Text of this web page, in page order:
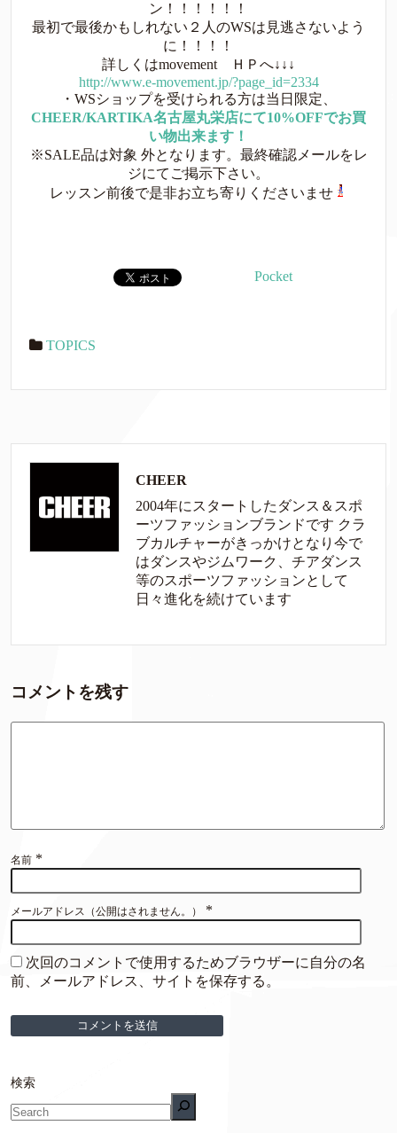
ン！！！！！！
最初で最後かもしれない２人のWSは見逃さないよう
に！！！！
詳しくはmovement ＨＰへ↓↓↓
http://www.e-movement.jp/?page_id=2334
・WSショップを受けられる方は当日限定、
CHEER/KARTIKA名古屋丸栄店にて10%OFFでお買
い物出来ます！
※SALE品は対象 外となります。最終確認メールをレ
ジにてご掲示下さい。
レッスン前後で是非お立ち寄りくださいませ
Pocket
TOPICS
CHEER
2004年にスタートしたダンス＆スポ
ーツファッションブランドです クラ
ブカルチャーがきっかけとなり今で
はダンスやジムワーク、チアダンス
等のスポーツファッションとして
日々進化を続けています
コメントを残す
名前 *
メールアドレス（公開はされません。） *
次回のコメントで使用するためブラウザーに自分の名
前、メールアドレス、サイトを保存する。
検索